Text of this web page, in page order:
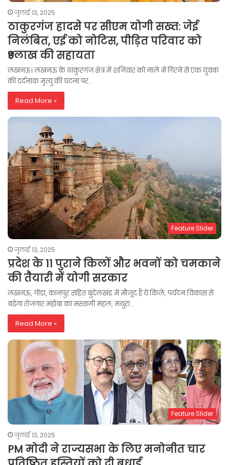
जुलाई 13, 2025
ठाकुरगंज हादसे पर सीएम योगी सख्त: जेई
निलंबित, एई को नोटिस, पीड़ित परिवार को
₹9लाख की सहायता
लखनऊ। लखनऊ के ठाकुरगंज क्षेत्र में शनिवार को नाले में गिरने से एक युवक
की दर्दनाक मृत्यु की घटना पर…
Read More »
Feature Slider
जुलाई 13, 2025
प्रदेश के 11 पुराने किलों और भवनों को चमकाने
की तैयारी में योगी सरकार
लखनऊ, गोंडा, कानपुर सहित बुंदेलखंड में मौजूद हैं ये किले, पर्यटन विकास से
बढ़ेगा रोजगार महोबा का मस्तानी महल, मथुरा…
Read More »
Feature Slider
जुलाई 13, 2025
PM मोदी ने राज्यसभा के लिए मनोनीत चार